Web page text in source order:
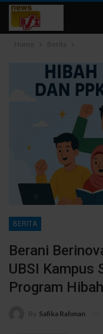
Home Berita
BERITA
Berani
UBSI Kampus
Program
By Safika Rahman